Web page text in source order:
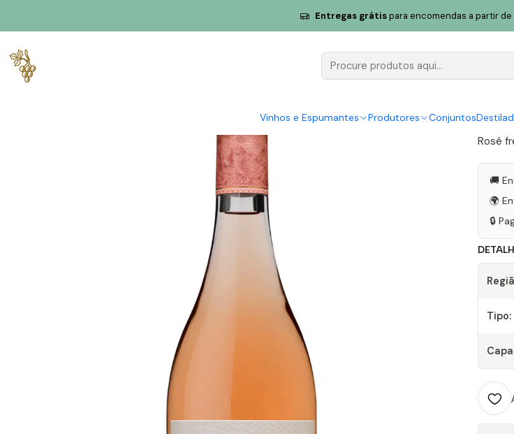
Vinhos e Espumantes Produtores Conjuntos
Entregas grátispara encomendas a partir de
Valle de Passos 2022 Trás-os-Montes Rosé 75cl
|
Rosé
🚚
🌍
🔒
Tipo: